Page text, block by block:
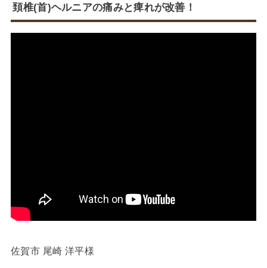
頚椎(首)ヘルニアの痛みと痺れが改善！
佐賀市 尾崎 洋平様